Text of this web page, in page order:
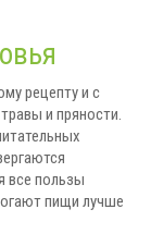
рецепту и с
и пряности.
все пользы
пищи лучше